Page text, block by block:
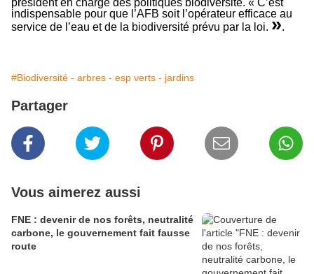
président en charge des politiques biodiversité. « C’est
indispensable pour que l’AFB soit l’opérateur efficace au
service de l’eau et de la biodiversité prévu par la loi. ».
#Biodiversité - arbres - esp verts - jardins
Partager
Vous aimerez aussi
FNE : devenir de nos forêts, neutralité
carbone, le gouvernement fait fausse
route